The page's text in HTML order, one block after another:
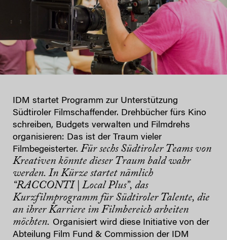
IDM startet Programm zur Unterstützung
Südtiroler Filmschaffender. Drehbücher fürs Kino
schreiben, Budgets verwalten und Filmdrehs
organisieren: Das ist der Traum vieler
Filmbegeisterter. Für sechs Südtiroler Teams von
Kreativen könnte dieser Traum bald wahr
werden. In Kürze startet nämlich
“RACCONTI | Local Plus”, das
Kurzfilmprogramm für Südtiroler Talente, die
an ihrer Karriere im Filmbereich arbeiten
möchten. Organisiert wird diese Initiative von der
Abteilung Film Fund & Commission der IDM